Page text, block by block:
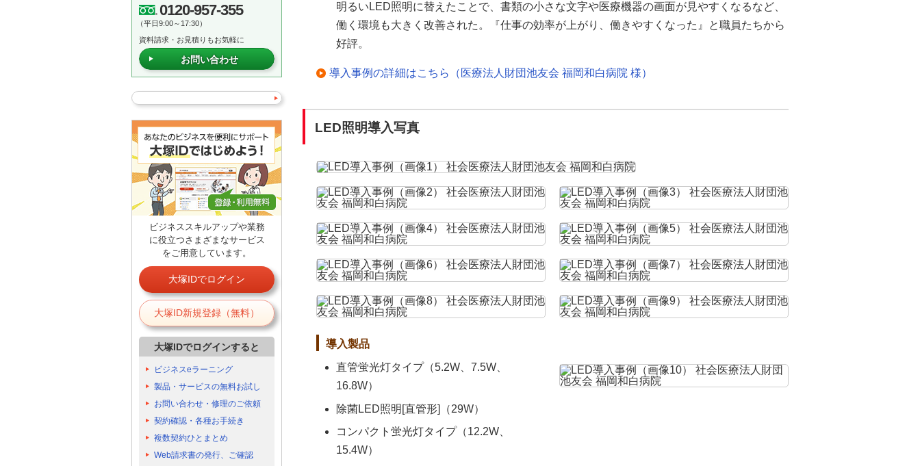
明るいLED照明に替えたことで、書類の小さな文字や医療機器の画面が見やすくなるなど、
働く環境も大きく改善された。『仕事の効率が上がり、働きやすくなった』と職員たちから
好評。
導入事例の詳細はこちら（医療法人財団池友会 福岡和白病院 様）
LED照明導入写真
導入製品
直管蛍光灯タイプ（5.2W、7.5W、
16.8W）
除菌LED照明[直管形]（29W）
コンパクト蛍光灯タイプ（12.2W、
15.4W）
0120-957-355
（平日9:00～17:30）
資料請求・お見積りもお気軽に
お問い合わせ
ビジネススキルアップや業務
に役立つさまざまなサービス
をご用意しています。
大塚IDでログイン
大塚ID新規登録（無料）
大塚IDでログインすると
ビジネスeラーニング
製品・サービスの無料お試し
お問い合わせ・修理のご依頼
契約確認・各種お手続き
複数契約ひとまとめ
Web請求書の発行、ご確認